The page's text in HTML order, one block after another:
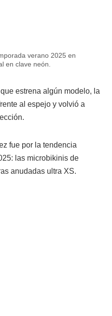
verano 2025 en
en clave neón.
estrena algún modelo, la
al espejo y volvió a
fue por la tendencia
las microbikinis de
anudadas ultra XS.